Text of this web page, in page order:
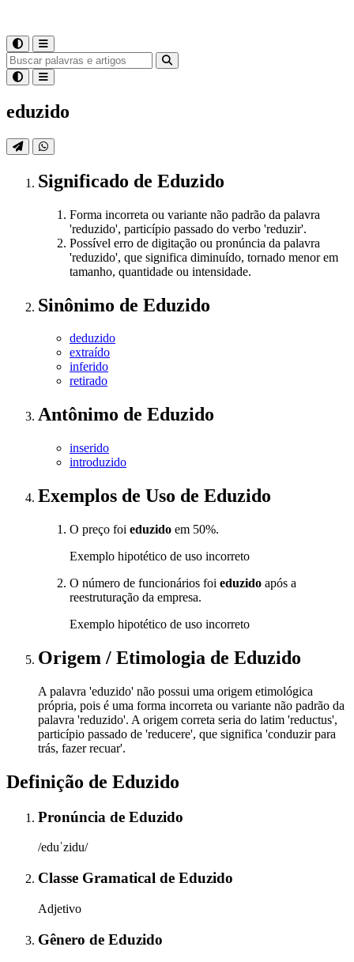
eduzido
Significado de Eduzido
Forma incorreta ou variante não padrão da palavra
'reduzido', particípio passado do verbo 'reduzir'.
Possível erro de digitação ou pronúncia da palavra
'reduzido', que significa diminuído, tornado menor em
tamanho, quantidade ou intensidade.
Sinônimo de Eduzido
deduzido
extraído
inferido
retirado
Antônimo de Eduzido
inserido
introduzido
Exemplos de Uso de Eduzido
O preço foi eduzido em 50%.
Exemplo hipotético de uso incorreto
O número de funcionários foi eduzido após a
reestruturação da empresa.
Exemplo hipotético de uso incorreto
Origem / Etimologia de Eduzido
A palavra 'eduzido' não possui uma origem etimológica
própria, pois é uma forma incorreta ou variante não padrão da
palavra 'reduzido'. A origem correta seria do latim 'reductus',
particípio passado de 'reducere', que significa 'conduzir para
trás, fazer recuar'.
Definição de Eduzido
Pronúncia de Eduzido
/eduˈzidu/
Classe Gramatical de Eduzido
Adjetivo
Gênero de Eduzido